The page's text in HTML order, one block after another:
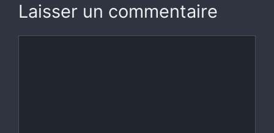
Laisser un commentaire